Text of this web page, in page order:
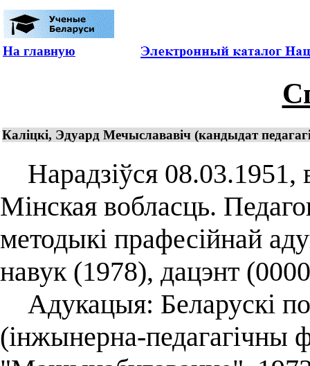
На главную
Каліцкі, Эдуард Мечыслававіч (кандыдат
Нарадзіўся 08.03.1951,
Мінская вобласць.
методыкі прафесійнай
навук (1978), дацэнт
Адукацыя: Беларускі
(інжынерна-педагагічны